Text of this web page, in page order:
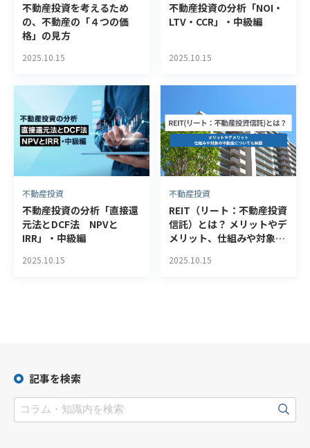
不動産投資を考えるため
の、不動産の「４つの価
格」の見方
2025.10.15
不動産投資の分析「NOI・
LTV・CCR」・中級編
2025.10.15
不動産投資
不動産投資の分析「直接還
元法とDCF法 NPVと
IRR」・中級編
2025.10.15
不動産投資
REIT（リート：不動産投資
信託）とは？ メリットやデ
メリット、仕組みや対象の
2025.10.15
記事を検索